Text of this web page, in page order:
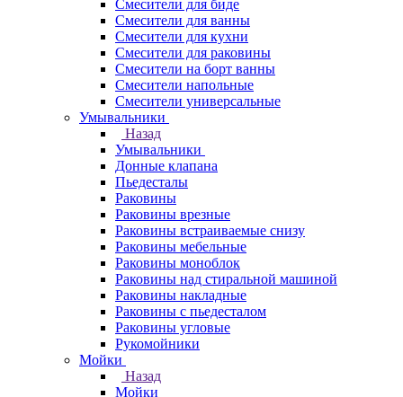
Смесители для биде
Смесители для ванны
Смесители для кухни
Смесители для раковины
Смесители на борт ванны
Смесители напольные
Смесители универсальные
Умывальники
Назад
Умывальники
Донные клапана
Пьедесталы
Раковины
Раковины врезные
Раковины встраиваемые снизу
Раковины мебельные
Раковины моноблок
Раковины над стиральной машиной
Раковины накладные
Раковины с пьедесталом
Раковины угловые
Рукомойники
Мойки
Назад
Мойки